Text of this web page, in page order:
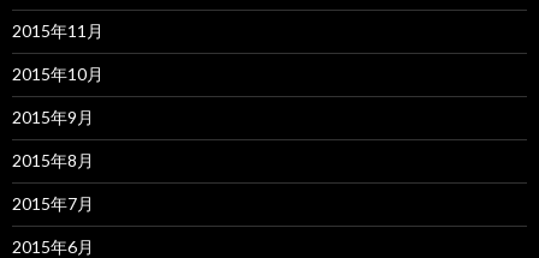
2015年11月
2015年10月
2015年9月
2015年8月
2015年7月
2015年6月